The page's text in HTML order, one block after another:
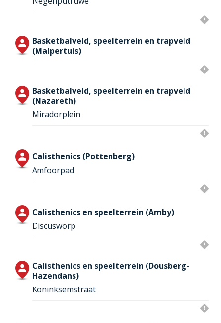
Basketbalveld, speelterrein en trapveld
(Malpertuis)
Basketbalveld, speelterrein en trapveld
(Nazareth)
Miradorplein
Calisthenics (Pottenberg)
Amfoorpad
Calisthenics en speelterrein (Amby)
Discusworp
Calisthenics en speelterrein (Dousberg-
Hazendans)
Koninksemstraat